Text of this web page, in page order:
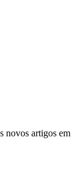
novos artigos em